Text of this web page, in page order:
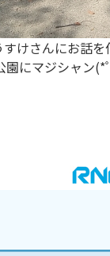
さんにお話を
園にマジシャン